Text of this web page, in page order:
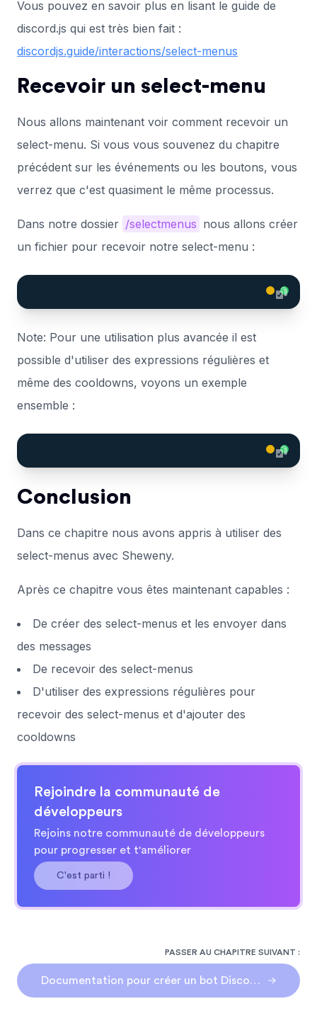
Vous pouvez en savoir plus en lisant le guide de
discord.js qui est très bien fait :
discordjs.guide/interactions/select-menus
Recevoir un select-menu
Nous allons maintenant voir comment recevoir un
select-menu. Si vous vous souvenez du chapitre
précédent sur les événements ou les boutons, vous
verrez que c'est quasiment le même processus.
Dans notre dossier /selectmenus nous allons créer
un fichier pour recevoir notre select-menu :
Note: Pour une utilisation plus avancée il est
possible d'utiliser des expressions régulières et
même des cooldowns, voyons un exemple
ensemble :
Conclusion
Dans ce chapitre nous avons appris à utiliser des
select-menus avec Sheweny.
Après ce chapitre vous êtes maintenant capables :
De créer des select-menus et les envoyer dans
des messages
De recevoir des select-menus
D'utiliser des expressions régulières pour
recevoir des select-menus et d'ajouter des
cooldowns
Rejoindre la communauté de
développeurs
Rejoins notre communauté de développeurs
pour progresser et t'améliorer
C'est parti !
PASSER AU CHAPITRE SUIVANT :
Documentation pour créer un bot Discord avec